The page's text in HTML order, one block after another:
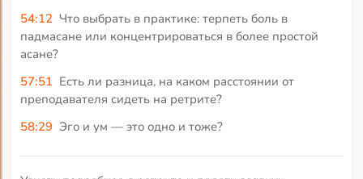
54:12 Что выбрать в практике: терпеть боль в
падмасане или концентрироваться в более простой
асане?
57:51 Есть ли разница, на каком расстоянии от
преподавателя сидеть на ретрите?
58:29 Эго и ум — это одно и тоже?